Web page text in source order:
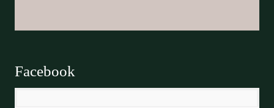
Facebook